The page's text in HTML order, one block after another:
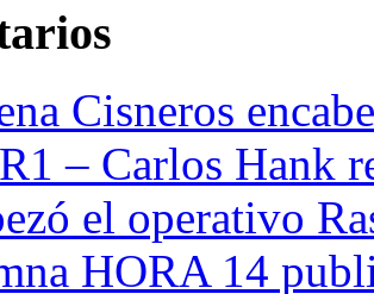
Cisneros
– Carlos Hank
el operativo
HORA 14